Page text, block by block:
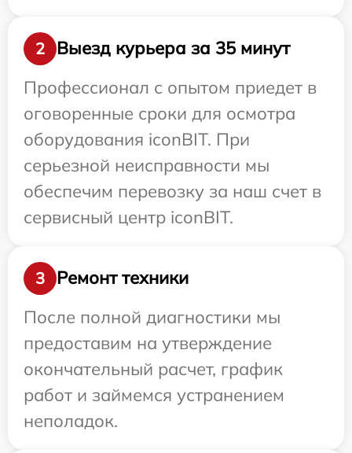
2
Выезд курьера за 35 минут
Профессионал с опытом приедет в
оговоренные сроки для осмотра
оборудования iconBIT. При
серьезной неисправности мы
обеспечим перевозку за наш счет в
сервисный центр iconBIT.
3
Ремонт техники
После полной диагностики мы
предоставим на утверждение
окончательный расчет, график
работ и займемся устранением
неполадок.